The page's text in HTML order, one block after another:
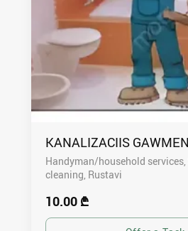
KANALIZACIIS
Handyman/household services,
cleaning Rustavi
10.00 ₾